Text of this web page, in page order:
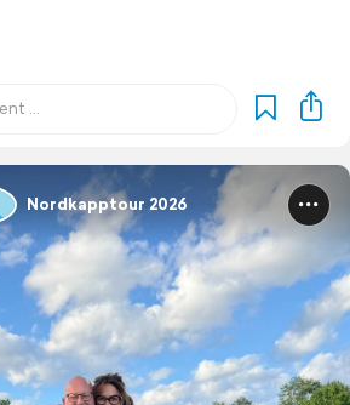
Nordkapptour 2026